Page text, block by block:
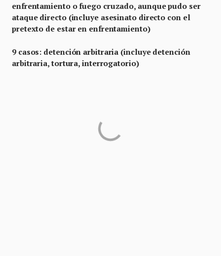
enfrentamiento o fuego cruzado, aunque pudo ser
ataque directo (incluye asesinato directo con el
pretexto de estar en enfrentamiento)
9 casos: detención arbitraria (incluye detención
arbitraria, tortura, interrogatorio)